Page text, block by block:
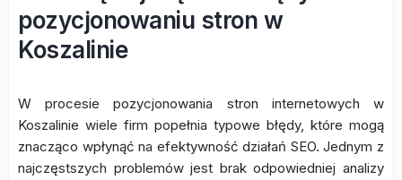
pozycjonowaniu stron w
Koszalinie
W procesie pozycjonowania stron internetowych w
Koszalinie wiele firm popełnia typowe błędy, które mogą
znacząco wpłynąć na efektywność działań SEO. Jednym z
najczęstszych problemów jest brak odpowiedniej analizy